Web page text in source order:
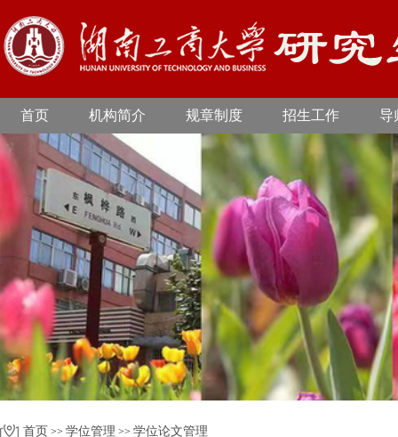
首页 机构简介 规章制度 招生工作 导
首页 >> 学位管理 >> 学位论文管理